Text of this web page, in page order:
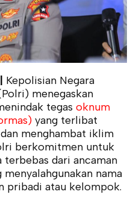
Kepolisian Negara
menegaskan
tegas oknum
yang terlibat
menghambat iklim
berkomitmen untuk
terbebas dari ancaman
nama
pribadi atau kelompok.